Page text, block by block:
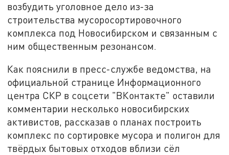
возбудить уголовное дело из-за
строительства мусоросортировочного
комплекса под Новосибирском и связанным с
ним общественным резонансом.
Как пояснили в пресс-службе ведомства, на
официальной странице Информационного
центра СКР в соцсети "ВКонтакте" оставили
комментарии несколько новосибирских
активистов, рассказав о планах построить
комплекс по сортировке мусора и полигон для
твёрдых бытовых отходов вблизи сёл